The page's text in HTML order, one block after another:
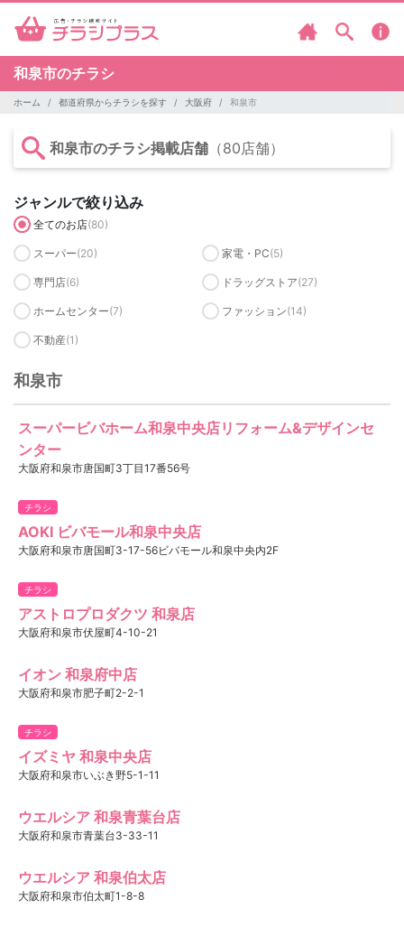
和泉市のチラシ
ホーム 都道府県からチラシを探す 大阪府 和泉市
和泉市のチラシ掲載店舗 （80店舗）
ジャンルで絞り込み
全てのお店(80)
スーパー(20) 家電・PC(5)
専門店(6) ドラッグストア(27)
ホームセンター(7) ファッション(14)
不動産(1)
和泉市
スーパービバホーム和泉中央店リフォーム&デザインセ
ンター
大阪府和泉市唐国町3丁目17番56号
チラシ
AOKI ビバモール和泉中央店
大阪府和泉市唐国町3-17-56ビバモール和泉中央内2F
チラシ
アストロプロダクツ 和泉店
大阪府和泉市伏屋町4-10-21
イオン 和泉府中店
大阪府和泉市肥子町2-2-1
チラシ
イズミヤ 和泉中央店
大阪府和泉市いぶき野5-1-11
ウエルシア 和泉青葉台店
大阪府和泉市青葉台3-33-11
ウエルシア 和泉伯太店
大阪府和泉市伯太町1-8-8